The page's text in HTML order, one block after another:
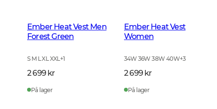
Ember Heat Vest Men
Forest Green
S M L XL XXL+1
2 699 kr
På lager
Ember Heat Vest
Women
34W 36W 38W 40W+3
2 699 kr
På lager